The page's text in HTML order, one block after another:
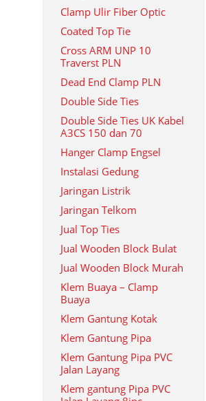
Clamp Ulir Fiber Optic
Coated Top Tie
Cross ARM UNP 10
Traverst PLN
Dead End Clamp PLN
Double Side Ties
Double Side Ties UK Kabel
A3CS 150 dan 70
Hanger Clamp Engsel
Instalasi Gedung
Jaringan Listrik
Jaringan Telkom
Jual Top Ties
Jual Wooden Block Bulat
Jual Wooden Block Murah
Klem Buaya – Clamp
Buaya
Klem Gantung Kotak
Klem Gantung Pipa
Klem Gantung Pipa PVC
Jalan Layang
Klem gantung Pipa PVC